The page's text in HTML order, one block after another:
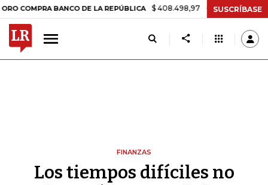
BANCO DE LA REPÚBLICA $ 408.498,97 +$ 8.753,81 +2,19%
SUSCRÍBASE
FINANZAS
Los tiempos difíciles no